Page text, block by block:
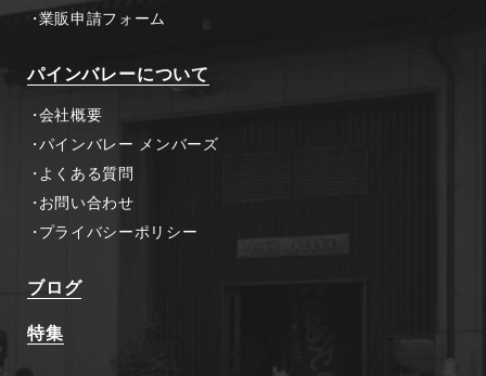
業販申請フォーム
パインバレーについて
会社概要
パインバレー メンバーズ
よくある質問
お問い合わせ
プライバシーポリシー
ブログ
特集